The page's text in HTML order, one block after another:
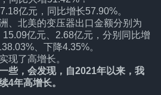
亿元，同比增长57.90%。
、北美的变压器出口金额分别为
亿元、2.68亿元，分别同比增
、下降4.35%。
现了高增长。
些，会发现，自2021年以来，我
4年高增长。